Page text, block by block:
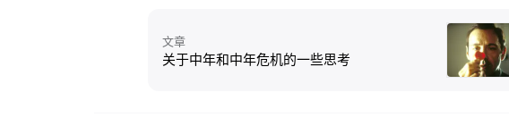
文章
关于中年和中年危机的一些思考